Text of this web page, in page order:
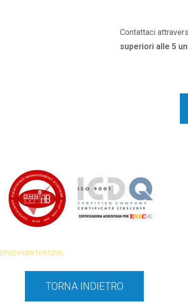
Contattaci
superiori alle 5
EP65V48W16R1296
TORNA INDIETRO